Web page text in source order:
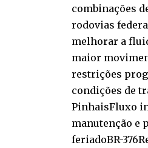
combinações
rodovias
melhorar a
maior
restrições
condições de
PinhaisFluxo
manutenção e
feriadoBR-